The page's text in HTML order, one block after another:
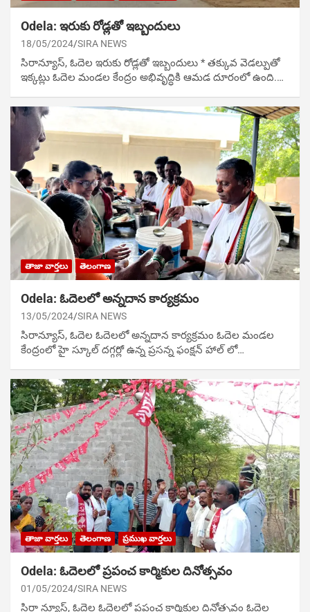
Odela: ఇరుకు రోడ్లతో ఇబ్బందులు
18/05/2024 SIRA NEWS
సిరాన్యూస్‌, ఓదెల ఇరుకు రోడ్లతో ఇబ్బందులు * తక్కువ వెడల్పుతో
ఇక్కట్లు ఓదెల మండల కేంద్రం అభివృద్ధికి ఆమడ దూరంలో ఉంది.…
తాజా వార్తలు తెలంగాణ
Odela: ఓదెలలో అన్నదాన కార్యక్రమం
13/05/2024 SIRA NEWS
సిరాన్యూస్‌, ఓదెల ఓదెలలో అన్నదాన కార్యక్రమం ఓదెల మండల
కేంద్రంలో హై స్కూల్ దగ్గర్లో ఉన్న ప్రసన్న ఫంక్షన్ హాల్ లో…
తాజా వార్తలు తెలంగాణ ప్రముఖ వార్తలు
Odela: ఓదెలలో ప్రపంచ కార్మికుల దినోత్సవం
01/05/2024 SIRA NEWS
సిరా న్యూస్, ఓదెల ఓదెలలో ప్రపంచ కార్మికుల దినోత్సవం ఓదెల